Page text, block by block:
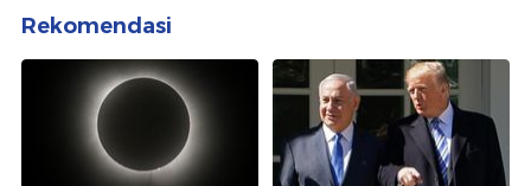
Rekomendasi